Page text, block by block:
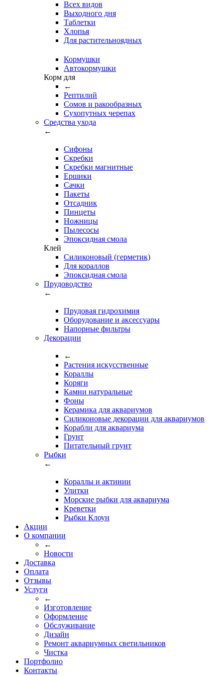
Всех видов
Выходного дня
Таблетки
Хлопья
Для растительноядных
Кормушки
Автокормушки
Корм для
←
Рептилий
Сомов и ракообразных
Сухопутных черепах
Средства ухода
←
Сифоны
Скребки
Скребки магнитные
Ершики
Сачки
Пакеты
Отсадник
Пинцеты
Ножницы
Пылесосы
Эпоксидная смола
Клей
Силиконовый (герметик)
Для кораллов
Эпоксидная смола
Прудоводство
←
Прудовая гидрохимия
Оборудование и аксессуары
Напорные фильтры
Декорации
←
Растения искусственные
Кораллы
Коряги
Камни натуральные
Фоны
Керамика для аквариумов
Силиконовые декорации для аквариумов
Корабли для аквариума
Грунт
Питательный грунт
Рыбки
←
Кораллы и актинии
Улитки
Морские рыбки для аквариума
Креветки
Рыбки Клоун
Акции
О компании
←
Новости
Доставка
Оплата
Отзывы
Услуги
←
Изготовление
Оформление
Обслуживание
Дизайн
Ремонт аквариумных светильников
Чистка
Портфолио
Контакты